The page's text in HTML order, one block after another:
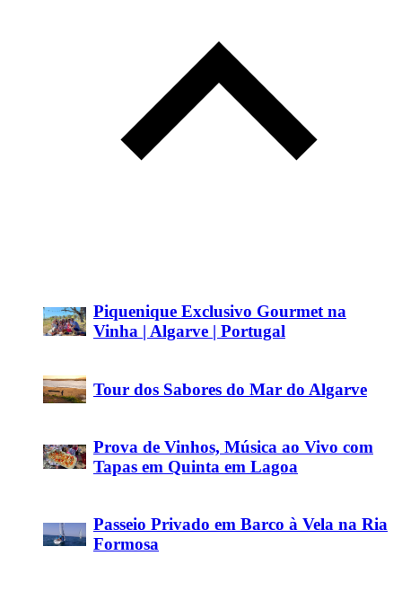
Piquenique Exclusivo Gourmet na
Vinha | Algarve | Portugal
Tour dos Sabores do Mar do Algarve
Prova de Vinhos, Música ao Vivo com
Tapas em Quinta em Lagoa
Passeio Privado em Barco à Vela na Ria
Formosa